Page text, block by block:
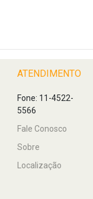
ATENDIMENTO
Fone: 11-4522-
5566
Fale Conosco
Sobre
Localização